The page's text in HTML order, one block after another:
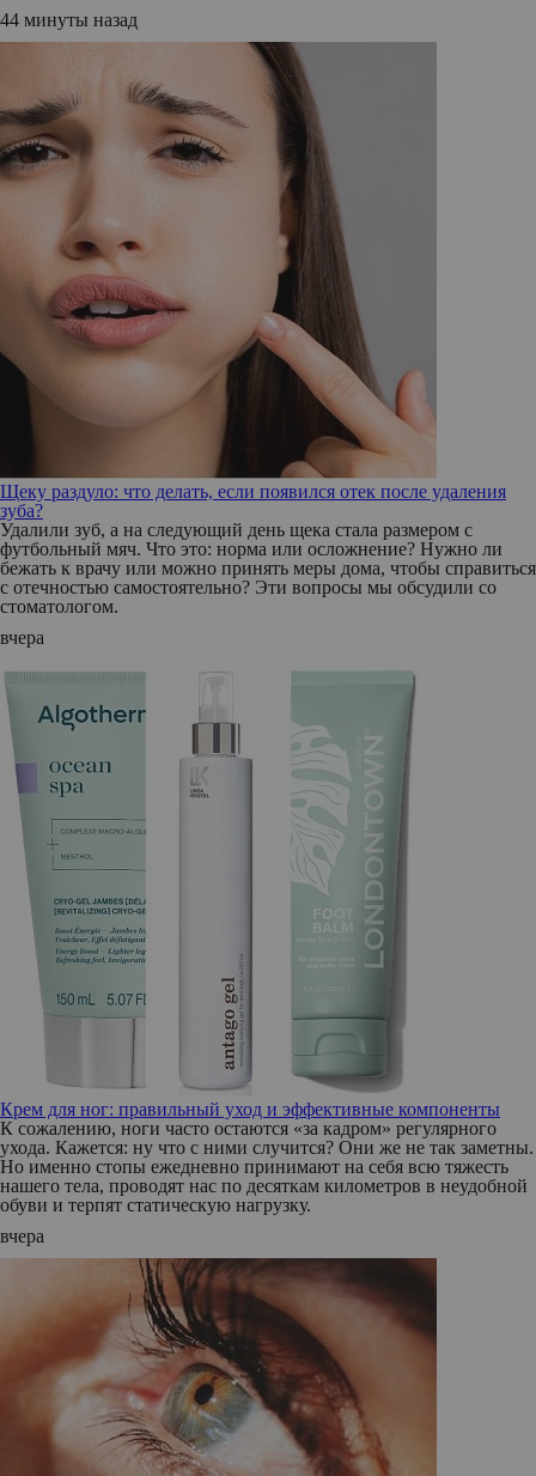
44 минуты назад
Щеку раздуло: что делать, если появился отек после удаления
зуба?
Удалили зуб, а на следующий день щека стала размером с
футбольный мяч. Что это: норма или осложнение? Нужно ли
бежать к врачу или можно принять меры дома, чтобы справиться
с отечностью самостоятельно? Эти вопросы мы обсудили со
стоматологом.
вчера
Крем для ног: правильный уход и эффективные компоненты
К сожалению, ноги часто остаются «за кадром» регулярного
ухода. Кажется: ну что с ними случится? Они же не так заметны.
Но именно стопы ежедневно принимают на себя всю тяжесть
нашего тела, проводят нас по десяткам километров в неудобной
обуви и терпят статическую нагрузку.
вчера